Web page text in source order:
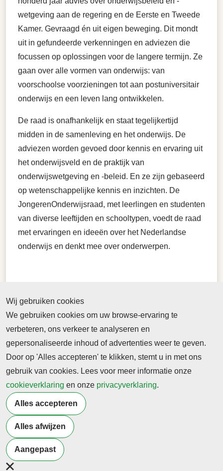
wetgeving aan de regering en de Eerste en Tweede
Kamer. Gevraagd én uit eigen beweging. Dit mondt
uit in gefundeerde verkenningen en adviezen die
focussen op oplossingen voor de langere termijn. Ze
gaan over alle vormen van onderwijs: van
voorschoolse voorzieningen tot aan postuniversitair
onderwijs en een leven lang ontwikkelen.
De raad is onafhankelijk en staat tegelijkertijd
midden in de samenleving en het onderwijs. De
adviezen worden gevoed door kennis en ervaring uit
het onderwijsveld en de praktijk van
onderwijswetgeving en -beleid. En ze zijn gebaseerd
op wetenschappelijke kennis en inzichten. De
JongerenOnderwijsraad, met leerlingen en studenten
van diverse leeftijden en schooltypen, voedt de raad
met ervaringen en ideeën over het Nederlandse
onderwijs en denkt mee over onderwerpen.
Terug naar nieuwsoverzicht
Meer artikelen van
Onderwijs Overheid
Wij gebruiken cookies
We gebruiken cookies om uw browse-ervaring te
verbeteren, ons verkeer te analyseren en
gepersonaliseerde inhoud of advertenties weer te geven.
Door op 'Alles accepteren' te klikken, stemt u in met ons
gebruik van cookies. Lees voor meer informatie onze
cookieverklaring en onze privacyverklaring.
Alles accepteren
Alles afwijzen
Aangepast